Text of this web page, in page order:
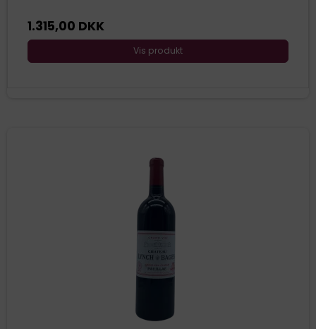
1.315,00 DKK
Vis produkt